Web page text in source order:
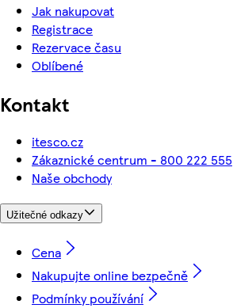
Jak nakupovat
Registrace
Rezervace času
Oblíbené
Kontakt
itesco.cz
Zákaznické centrum - 800 222 555
Naše obchody
Užitečné odkazy
Cena
Nakupujte online bezpečně
Podmínky používání